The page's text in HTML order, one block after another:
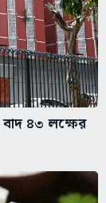
৪৩ লক্ষের